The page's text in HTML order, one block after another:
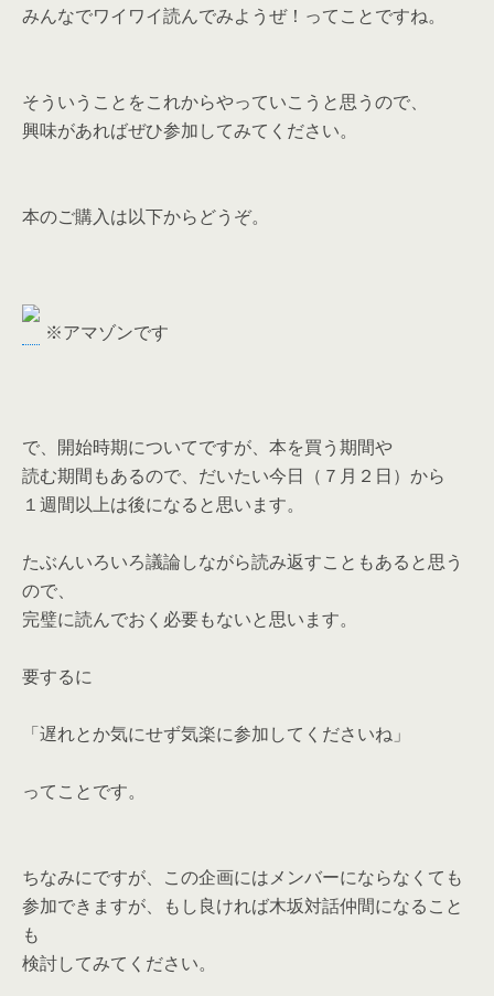
みんなでワイワイ読んでみようぜ！ってことですね。
そういうことをこれからやっていこうと思うので、
興味があればぜひ参加してみてください。
本のご購入は以下からどうぞ。
※アマゾンです
で、開始時期についてですが、本を買う期間や
読む期間もあるので、だいたい今日（７月２日）から
１週間以上は後になると思います。
たぶんいろいろ議論しながら読み返すこともあると思う
ので、
完璧に読んでおく必要もないと思います。
要するに
「遅れとか気にせず気楽に参加してくださいね」
ってことです。
ちなみにですが、この企画にはメンバーにならなくても
参加できますが、もし良ければ木坂対話仲間になること
も
検討してみてください。